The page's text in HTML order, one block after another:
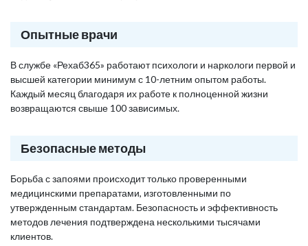
Опытные врачи
В службе «Рехаб365» работают психологи и наркологи первой и
высшей категории минимум с 10-летним опытом работы.
Каждый месяц благодаря их работе к полноценной жизни
возвращаются свыше 100 зависимых.
Безопасные методы
Борьба с запоями происходит только проверенными
медицинскими препаратами, изготовленными по
утвержденным стандартам. Безопасность и эффективность
методов лечения подтверждена несколькими тысячами
клиентов.